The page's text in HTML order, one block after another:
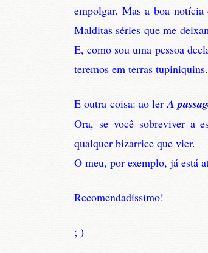
empolgar. Mas a boa
Malditas séries que me
E, como sou uma pessoa
teremos em terras
E outra coisa: ao lerA
Ora, se você sobreviver a
qualquer bizarrice que vier.
O meu, por exemplo, já está
Recomendadíssimo!
; )